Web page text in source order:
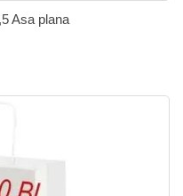
Asa plana